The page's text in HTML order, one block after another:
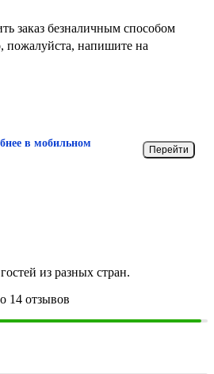
заказ безналичным способом
пожалуйста, напишите на
в мобильном
Перейти
из разных стран.
14 отзывов